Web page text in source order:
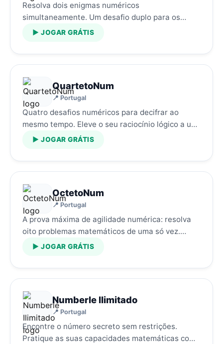
Resolva dois enigmas numéricos
simultaneamente. Um desafio duplo para os
amantes da matemática.…
▶ JOGAR GRÁTIS
QuartetoNum
📍 Portugal
Quatro desafios numéricos para decifrar ao
mesmo tempo. Eleve o seu raciocínio lógico a um
novo patamar.…
▶ JOGAR GRÁTIS
OctetoNum
📍 Portugal
A prova máxima de agilidade numérica: resolva
oito problemas matemáticos de uma só vez.…
▶ JOGAR GRÁTIS
Numberle Ilimitado
📍 Portugal
Encontre o número secreto sem restrições.
Pratique as suas capacidades matemáticas com